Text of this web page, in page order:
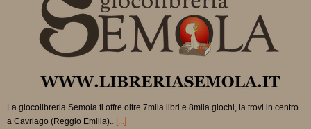
La giocolibreria Semola ti offre oltre 7mila libri e 8mila giochi, la trovi in centro
a Cavriago (Reggio Emilia).. [...]